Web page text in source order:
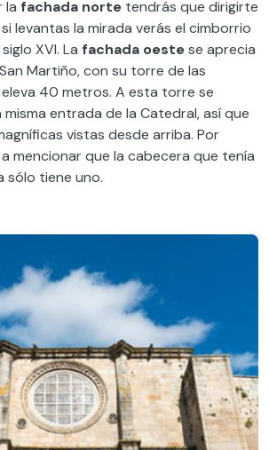
la fachada norte tendrás que dirigirte
levantas la mirada verás el cimborrio
XVI. La fachada oestese aprecia
Martiño, con su torre de las
40 metros. A esta torre se
entrada de la Catedral, así que
vistas desde arriba. Por
mencionar que la cabecera que tenía
sólo tiene uno.